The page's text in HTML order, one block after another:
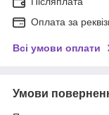
Оплата за
Всі умови оплати
Умови